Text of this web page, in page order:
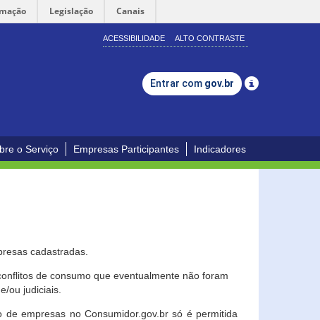
Legislação Canais
ACESSIBILIDADE ALTO CONTRASTE
Entrar com gov.br
o Serviço Empresas Participantes Indicadores
cadastradas.
de consumo que eventualmente não foram
ou judiciais.
empresas no Consumidor.gov.br só é permitida